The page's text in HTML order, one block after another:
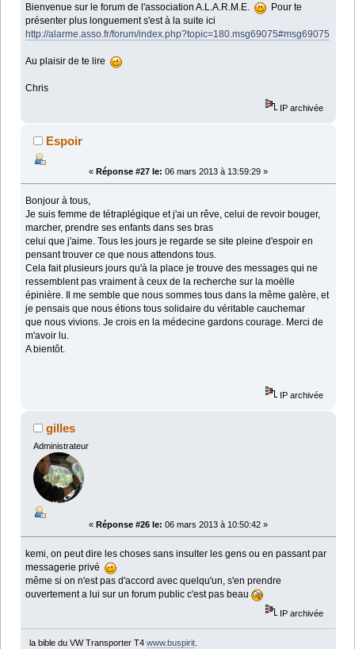
Bienvenue sur le forum de l'association A.L.A.R.M.E.
Pour te
présenter plus longuement s'est à la suite ici
http://alarme.asso.fr/forum/index.php?topic=180.msg69075#msg69075
Au plaisir de te lire
Chris
IP archivée
Espoir
« Réponse #27 le: 06 mars 2013 à 13:59:29 »
Bonjour à tous,
Je suis femme de tétraplégique et j'ai un rêve, celui de revoir bouger,
marcher, prendre ses enfants dans ses bras
celui que j'aime. Tous les jours je regarde se site pleine d'espoir en
pensant trouver ce que nous attendons tous.
Cela fait plusieurs jours qu'à la place je trouve des messages qui ne
ressemblent pas vraiment à ceux de la recherche sur la moëlle
épinière. Il me semble que nous sommes tous dans la même galère, et
je pensais que nous étions tous solidaire du véritable cauchemar
que nous vivions. Je crois en la médecine gardons courage. Merci de
m'avoir lu.
A bientôt.
IP archivée
gilles
Administrateur
« Réponse #26 le: 06 mars 2013 à 10:50:42 »
kemi, on peut dire les choses sans insulter les gens ou en passant par
messagerie privé
même si on n'est pas d'accord avec quelqu'un, s'en prendre
ouvertement a lui sur un forum public c'est pas beau
IP archivée
la bible du VW Transporter T4 www.buspirit.